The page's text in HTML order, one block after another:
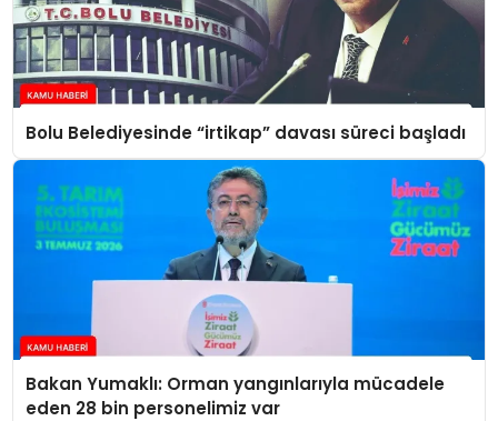
Bolu Belediyesinde “irtikap” davası süreci başladı
Bakan Yumaklı: Orman yangınlarıyla mücadele
eden 28 bin personelimiz var